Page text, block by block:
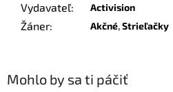
Mohlo by sa ti páčiť
Vydavateľ: Activision
Žáner: Akčné,Strieľačky